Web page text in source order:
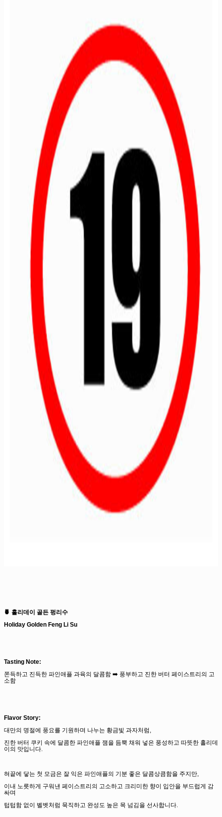
🍍 홀리데이 골든 펑리수
Holiday Golden Feng Li Su
Tasting Note:
쫀득하고 진득한 파인애플 과육의 달콤함 ➡️ 풍부하고 진한 버터 페이스트리의 고
소함
Flavor Story:
대만의 명절에 풍요를 기원하며 나누는 황금빛 과자처럼,
진한 버터 쿠키 속에 달콤한 파인애플 잼을 듬뿍 채워 넣은 풍성하고 따뜻한 홀리데
이의 맛입니다.
혀끝에 닿는 첫 모금은 잘 익은 파인애플의 기분 좋은 달콤상큼함을 주지만,
이내 노릇하게 구워낸 페이스트리의 고소하고 크리미한 향이 입안을 부드럽게 감
싸며
텁텁함 없이 벨벳처럼 묵직하고 완성도 높은 목 넘김을 선사합니다.